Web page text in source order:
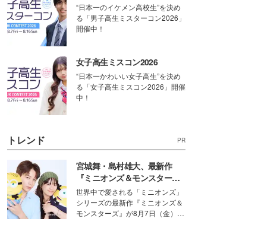
“日本一のイケメン高校生”を決め
る「男子高生ミスターコン2026」
開催中！
女子高生ミスコン2026
“日本一かわいい女子高生”を決め
る「女子高生ミスコン2026」開催
中！
トレンド PR
宮城舞・島村雄大、最新作
『ミニオンズ＆モンスター
ズ』の魅力熱弁 ハチャメチャ
だけじゃない“友情と絆”に感
動
世界中で愛される「ミニオンズ」
シリーズの最新作『ミニオンズ＆
モンスターズ』が8月7日（金）に